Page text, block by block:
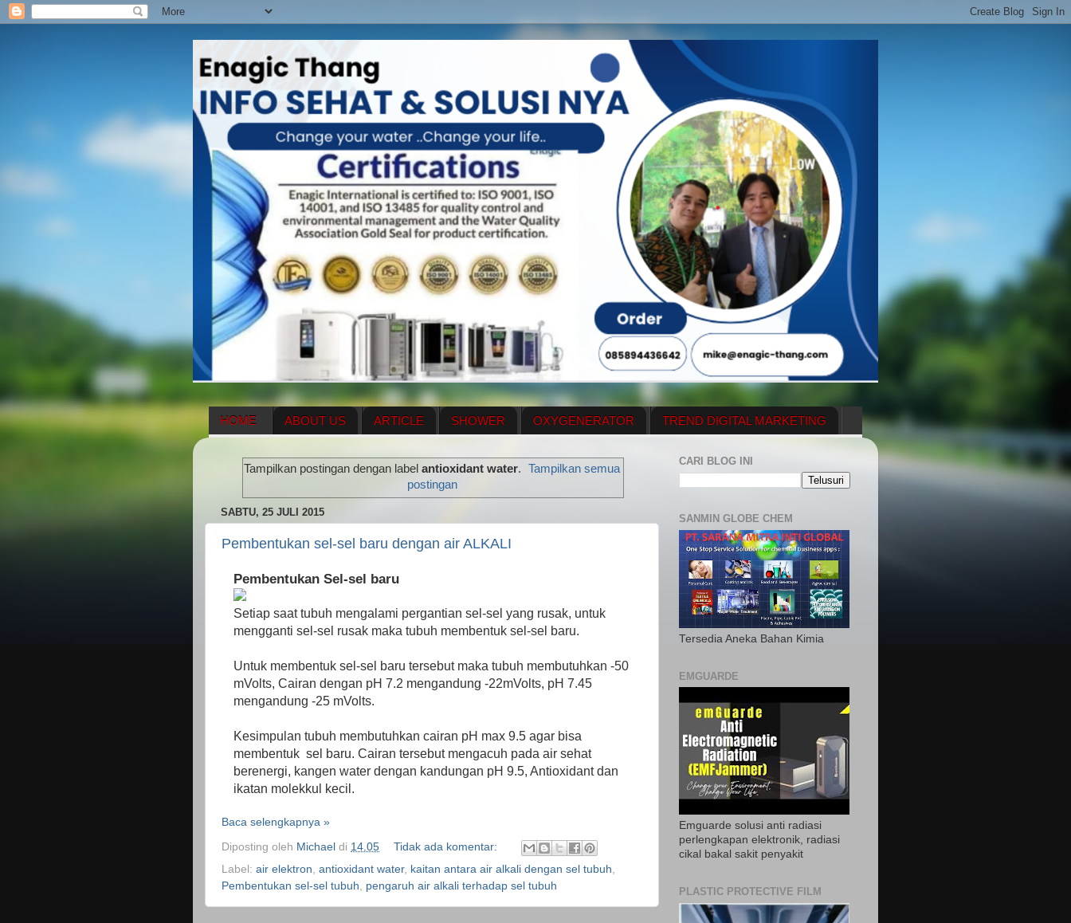
HOME ABOUT US ARTICLE SHOWER OXYGENERATOR TREND DIGITAL MARKETING
ENAGIC COMPENSATION PLAN MENUS
Tampilkan postingan dengan label antioxidant water.
Tampilkan semua
postingan
SABTU, 25 JULI 2015
Pembentukan sel-sel baru dengan air ALKALI
Pembentukan Sel-sel baru
Setiap saat tubuh mengalami pergantian sel-sel yang rusak, untuk
mengganti sel-sel rusak maka tubuh membentuk sel-sel baru.
Untuk membentuk sel-sel baru tersebut maka tubuh membutuhkan -50
mVolts, Cairan dengan pH 7.2 mengandung -22mVolts, pH 7.45
mengandung -25 mVolts.
Kesimpulan tubuh membutuhkan cairan pH max 9.5 agar bisa
membentuk sel baru. Cairan tersebut mengacuh pada air sehat
berenergi, kangen water dengan kandungan pH 9.5, Antioxidant dan
ikatan molekkul kecil.
Baca selengkapnya »
Diposting oleh Michael di 14.05
Tidak ada komentar:
Label: air elektron, antioxidant water, kaitan antara air alkali dengan sel tubuh,
Pembentukan sel-sel tubuh, pengaruh air alkali terhadap sel tubuh
CARI BLOG INI
SANMIN GLOBE CHEM
Tersedia Aneka Bahan Kimia
EMGUARDE
Emguarde solusi anti radiasi
perlengkapan elektronik, radiasi
cikal bakal sakit penyakit
PLASTIC PROTECTIVE FILM